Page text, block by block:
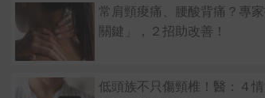
常肩頸痠痛、腰酸背痛？專
關鍵」，２招助改善！
低頭族不只傷頸椎！醫：４